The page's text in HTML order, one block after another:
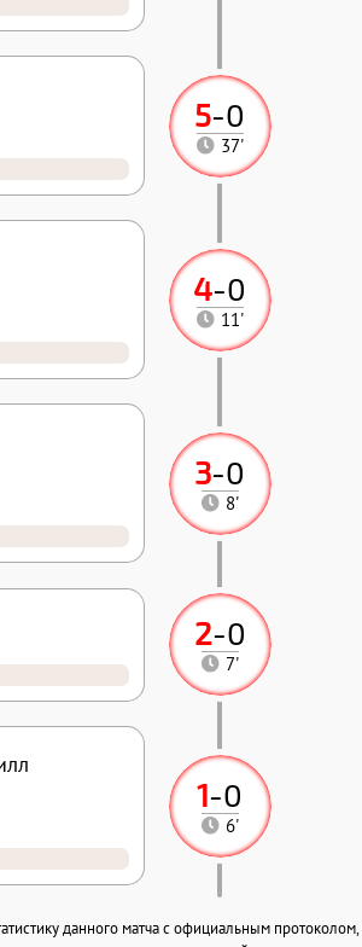
1-0
6'
2-0
7'
3-0
8'
4-0
11'
5-0
37'
данного матча с официальным